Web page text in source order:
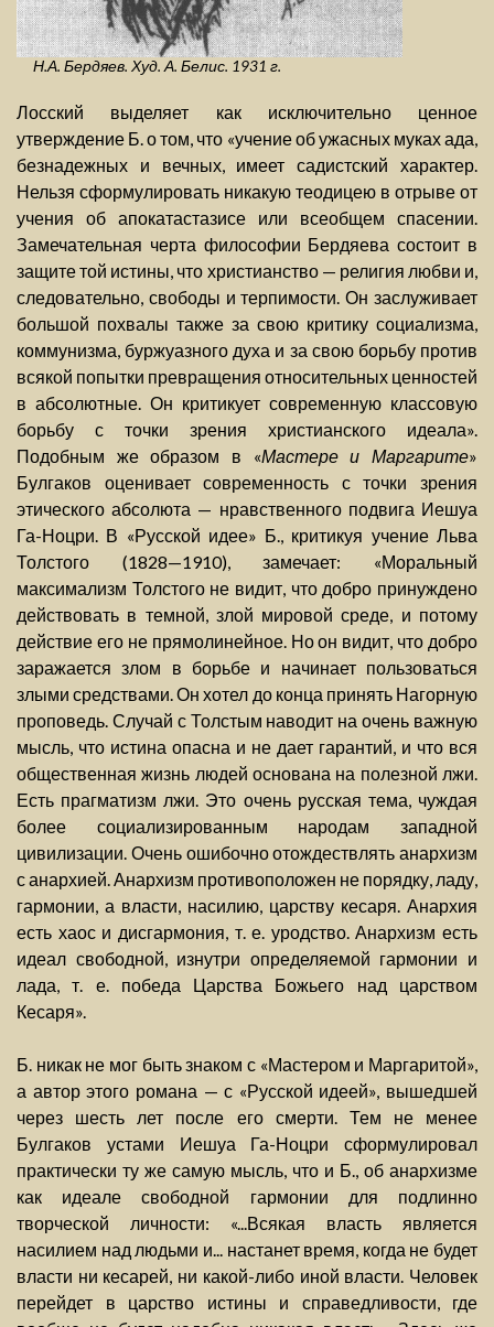
Н.А. Бердяев. Худ. А. Белис. 1931 г.
Лосский выделяет как исключительно ценное
утверждение Б. о том, что «учение об ужасных муках ада,
безнадежных и вечных, имеет садистский характер.
Нельзя сформулировать никакую теодицею в отрыве от
учения об апокатастазисе или всеобщем спасении.
Замечательная черта философии Бердяева состоит в
защите той истины, что христианство — религия любви и,
следовательно, свободы и терпимости. Он заслуживает
большой похвалы также за свою критику социализма,
коммунизма, буржуазного духа и за свою борьбу против
всякой попытки превращения относительных ценностей
в абсолютные. Он критикует современную классовую
борьбу с точки зрения христианского идеала».
Подобным же образом в «Мастере и Маргарите»
Булгаков оценивает современность с точки зрения
этического абсолюта — нравственного подвига Иешуа
Га-Ноцри. В «Русской идее» Б., критикуя учение Льва
Толстого (1828—1910), замечает: «Моральный
максимализм Толстого не видит, что добро принуждено
действовать в темной, злой мировой среде, и потому
действие его не прямолинейное. Но он видит, что добро
заражается злом в борьбе и начинает пользоваться
злыми средствами. Он хотел до конца принять Нагорную
проповедь. Случай с Толстым наводит на очень важную
мысль, что истина опасна и не дает гарантий, и что вся
общественная жизнь людей основана на полезной лжи.
Есть прагматизм лжи. Это очень русская тема, чуждая
более социализированным народам западной
цивилизации. Очень ошибочно отождествлять анархизм
с анархией. Анархизм противоположен не порядку, ладу,
гармонии, а власти, насилию, царству кесаря. Анархия
есть хаос и дисгармония, т. е. уродство. Анархизм есть
идеал свободной, изнутри определяемой гармонии и
лада, т. е. победа Царства Божьего над царством
Кесаря».
Б. никак не мог быть знаком с «Мастером и Маргаритой»,
а автор этого романа — с «Русской идеей», вышедшей
через шесть лет после его смерти. Тем не менее
Булгаков устами Иешуа Га-Ноцри сформулировал
практически ту же самую мысль, что и Б., об анархизме
как идеале свободной гармонии для подлинно
творческой личности: «...Всякая власть является
насилием над людьми и... настанет время, когда не будет
власти ни кесарей, ни какой-либо иной власти. Человек
перейдет в царство истины и справедливости, где